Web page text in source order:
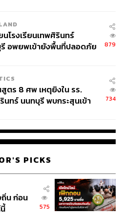
นโรงเรียนเทพศิรินทร์
อพยพเข้ายังพื้นที่ปลอดภัย
879
ตร 8 ศพ เหตุยิงใน รร.
นทร์ นนทบุรี พบกระสุนเข้า
734
PICKS
น ก่อน
575